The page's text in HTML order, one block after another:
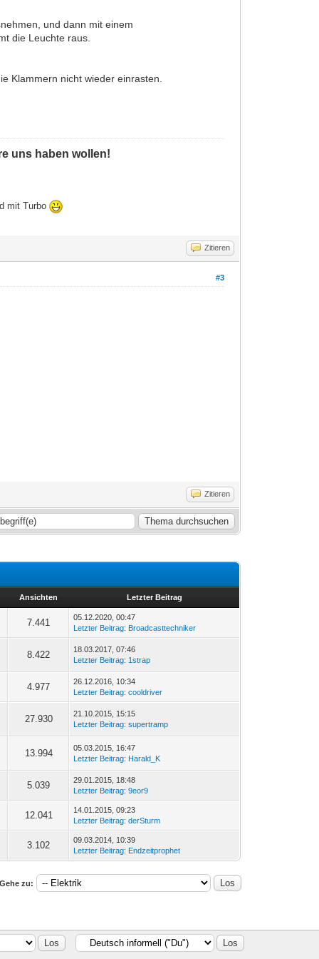
und dann mit einem
die Leuchte raus.
Klammern nicht wieder einrasten.
uns haben wollen!
mit Turbo
Zitieren
#3
Zitieren
Ansichten Letzter Beitrag
7.441
05.12.2020, 00:47
Letzter Beitrag: Broadcasttechniker
8.422
18.03.2017, 07:46
Letzter Beitrag: 1strap
4.977
26.12.2016, 10:34
Letzter Beitrag:cooldriver
27.930
21.10.2015, 15:15
Letzter Beitrag:supertramp
13.994
05.03.2015, 16:47
Letzter Beitrag: Harald_K
5.039
29.01.2015, 18:48
Letzter Beitrag:9eor9
12.041
14.01.2015, 09:23
Letzter Beitrag:derSturm
3.102
09.03.2014, 10:39
Letzter Beitrag: Endzeitprophet
Gehe zu: